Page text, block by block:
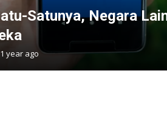
Satunya, Negara
1 year ago